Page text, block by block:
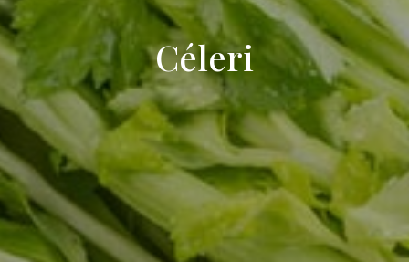
Céleri